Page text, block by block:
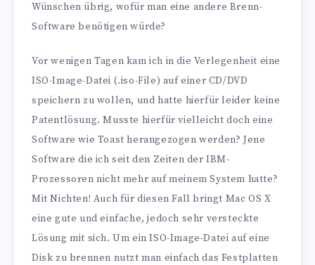
Wünschen übrig, wofür man eine andere Brenn-
Software benötigen würde?
Vor wenigen Tagen kam ich in die Verlegenheit eine
ISO-Image-Datei (.iso-File) auf einer CD/DVD
speichern zu wollen, und hatte hierfür leider keine
Patentlösung. Musste hierfür vielleicht doch eine
Software wie Toast herangezogen werden? Jene
Software die ich seit den Zeiten der IBM-
Prozessoren nicht mehr auf meinem System hatte?
Mit Nichten! Auch für diesen Fall bringt Mac OS X
eine gute und einfache, jedoch sehr versteckte
Lösung mit sich. Um ein ISO-Image-Datei auf eine
Disk zu brennen nutzt man einfach das Festplatten